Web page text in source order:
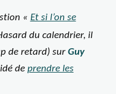
« Et si l’on se
du calendrier, il
de retard) sur Guy
de prendre les